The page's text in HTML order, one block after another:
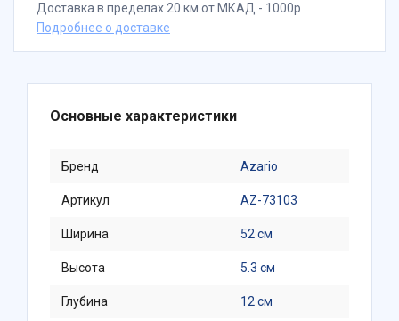
Доставка в пределах 20 км от МКАД - 1000р
Подробнее о доставке
Основные характеристики
Бренд Azario
Артикул AZ-73103
Ширина 52 см
Высота 5.3 см
Глубина 12 см